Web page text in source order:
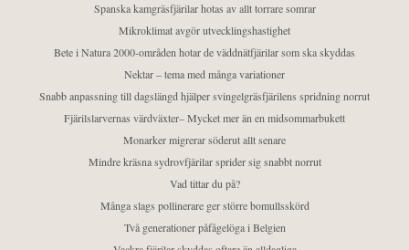
Spanska kamgräsfjärilar hotas av allt torrare somrar
Mikroklimat avgör utvecklingshastighet
Bete i Natura 2000-områden hotar de väddnätfjärilar som ska skyddas
Nektar – tema med många variationer
Snabb anpassning till dagslängd hjälper svingelgräsfjärilens spridning norrut
Fjärilslarvernas värdväxter– Mycket mer än en midsommarbukett
Monarker migrerar söderut allt senare
Mindre kräsna sydrovfjärilar sprider sig snabbt norrut
Vad tittar du på?
Många slags pollinerare ger större bomullsskörd
Två generationer påfågelöga i Belgien